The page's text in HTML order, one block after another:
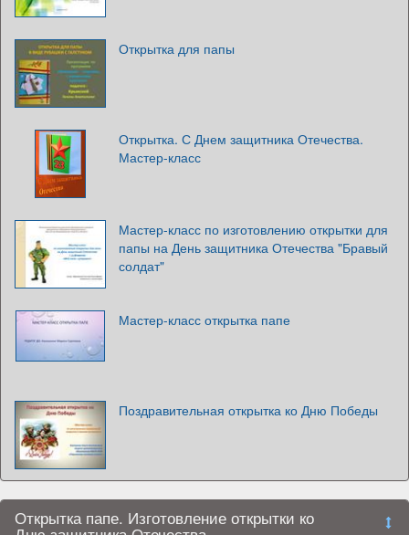
Открытка для папы
Открытка. С Днем защитника Отечества.
Мастер-класс
Мастер-класс по изготовлению открытки для
папы на День защитника Отечества "Бравый
солдат"
Мастер-класс открытка папе
Поздравительная открытка ко Дню Победы
Открытка папе. Изготовление открытки ко